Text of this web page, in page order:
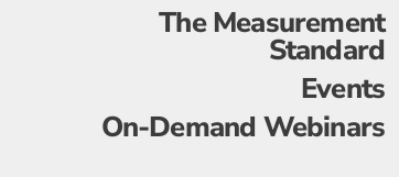
The Measurement
Standard
Events
On-Demand Webinars